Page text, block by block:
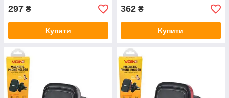
297 ₴
Купити
362 ₴
Купити